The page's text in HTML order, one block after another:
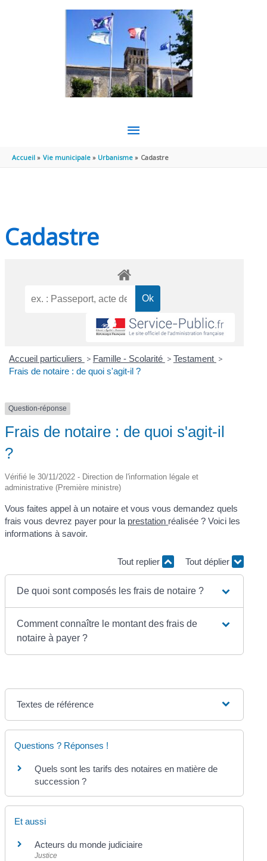
MENU
PRINCIPAL
Accueil Vie municipale Urbanisme Cadastre
Cadastre
Accueil particuliers > Famille - Scolarité > Testament >
Frais de notaire : de quoi s'agit-il ?
Question-réponse
Frais de notaire : de quoi s'agit-il
?
Vérifié le 30/11/2022 - Direction de l'information légale et
administrative (Première ministre)
Vous faites appel à un notaire et vous vous demandez quels
frais vous devrez payer pour la prestation réalisée ? Voici les
informations à savoir.
Tout replier Tout déplier
De quoi sont composés les frais de notaire ?
Comment connaître le montant des frais de
notaire à payer ?
Textes de référence
Questions ? Réponses !
Quels sont les tarifs des notaires en matière de
succession ?
Et aussi
Acteurs du monde judiciaire
Justice